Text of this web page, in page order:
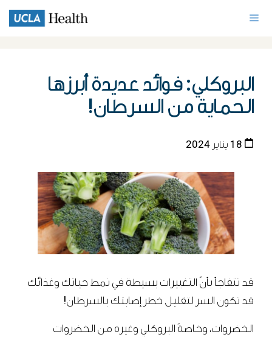
البروكلي: فوائد عديدة أبرزها
الحماية من السرطان!
18 يناير 2024
قد تتفاجأ بأنّ التغييرات بسيطة في نمط حياتك وغذائك
قد تكون السر لتقليل خطر إصابتك بالسرطان!
الخضروات، وخاصةً البروكلي وغيره من الخضروات